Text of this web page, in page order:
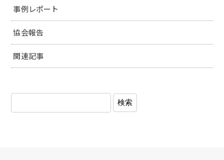
事例レポート
協会報告
関連記事